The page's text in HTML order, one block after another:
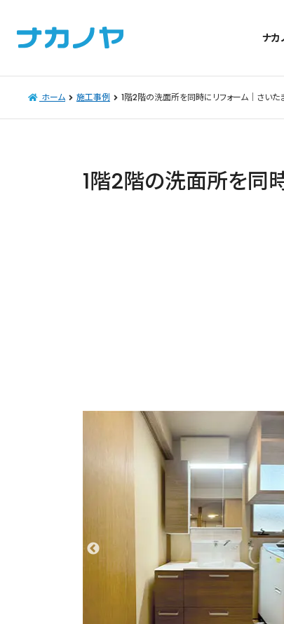
ナカ
ホーム 施工事例 1階2階の洗面所を同時にリフォーム｜さいた
1階2階の洗面所を同